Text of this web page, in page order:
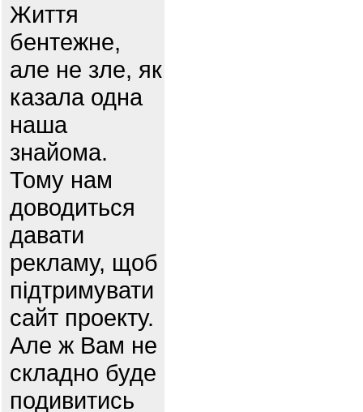
Життя
бентежне,
але не зле, як
казала одна
наша
знайома.
Тому нам
доводиться
давати
рекламу, щоб
підтримувати
сайт проекту.
Але ж Вам не
складно буде
подивитись